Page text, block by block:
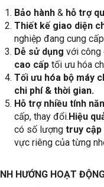
Bảo hành & hỗ trợ
Thiết kế giao diện
nghiệp đang cung
Dễ sử dụng với công
cao cấp tối ưu hóa
Tối ưu hóa bộ máy
chi phí & thời gian.
Hỗ trợ nhiều tính
cấp, thay đổi.Hiệu
có số lượng truy cập
vực riêng của từng
NH HƯỚNG HOẠT ĐỘ